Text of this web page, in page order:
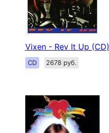
Vixen - Rev It Up (CD)
CD 2678 руб.